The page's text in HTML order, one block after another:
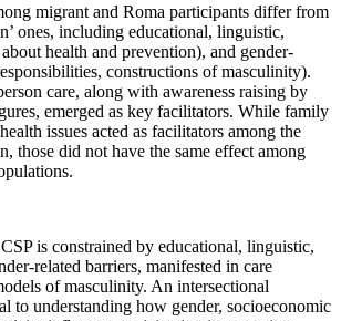
migrant and Roma participants differ from
ones, including educational, linguistic,
health and prevention), and gender-
constructions of masculinity).
care, along with awareness raising by
emerged as key facilitators. While family
issues acted as facilitators among the
those did not have the same effect among
is constrained by educational, linguistic,
related barriers, manifested in care
of masculinity. An intersectional
to understanding how gender, socioeconomic